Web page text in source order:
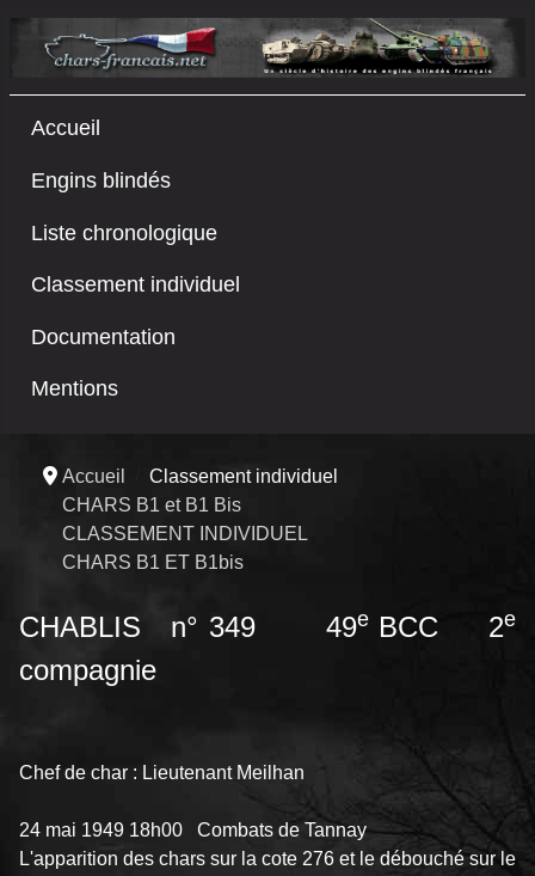
Accueil
Engins blindés
Liste chronologique
Classement individuel
Documentation
Mentions
Accueil
Classement individuel
CHARS B1 et B1 Bis
CLASSEMENT INDIVIDUEL
CHARS B1 ET B1bis
CHABLIS n° 349 49eBCC 2e
compagnie
Chef de char : Lieutenant Meilhan
24 mai 1949 18h00 Combats de Tannay
L'apparition des chars sur la cote 276 et le débouché sur le